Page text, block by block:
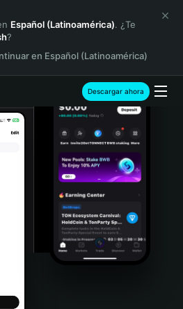
Español (Latinoamérica). ¿Te
?
en Español (Latinoamérica)
Descargar ahora